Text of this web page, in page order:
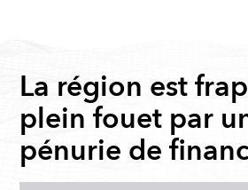
La région est
plein fouet par
pénurie de